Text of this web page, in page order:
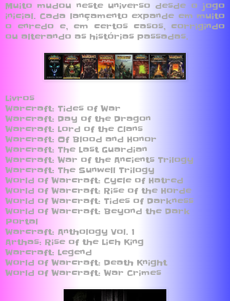
Muito mudou neste universo desde o jogo
inicial. Cada lançamento expande em muito
o enredo e, em certos casos, corrigindo
ou alterando as histórias passadas.
Livros
Warcraft: Tides of War
Warcraft: Day of the Dragon
Warcraft: Lord of the Clans
Warcraft: Of Blood and Honor
Warcraft: The Last Guardian
Warcraft: War of the Ancients Trilogy
Warcraft: The Sunwell Trilogy
World of Warcraft: Cycle of Hatred
World of Warcraft: Rise of the Horde
World of Warcraft: Tides of Darkness
World of Warcraft: Beyond the Dark
Portal
Warcraft: Anthology Vol. 1
Arthas: Rise of the Lich King
Warcraft: Legend
World of Warcraft: Death Knight
World of Warcraft: War Crimes